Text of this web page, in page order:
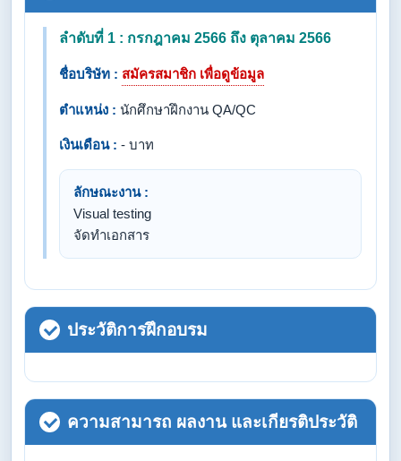
ลำดับที่ 1 : กรกฎาคม 2566 ถึง ตุลาคม 2566
ชื่อบริษัท : สมัครสมาชิก เพื่อดูข้อมูล
ตำแหน่ง : นักศึกษาฝึกงาน QA/QC
เงินเดือน : - บาท
ลักษณะงาน :
Visual testing
จัดทำเอกสาร
ประวัติการฝึกอบรม
ความสามารถ ผลงาน และเกียรติประวัติ